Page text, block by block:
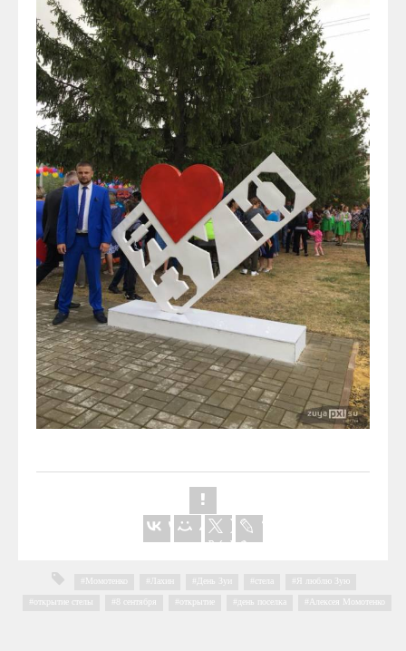
Момотенко Лахин День Зуи стела Я люблю Зую
открытие стелы 8 сентября открытие день поселка Алексея Момотенко